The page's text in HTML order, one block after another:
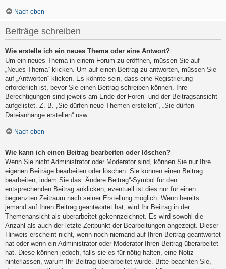
Nach oben
Beiträge schreiben
Wie erstelle ich ein neues Thema oder eine Antwort?
Um ein neues Thema in einem Forum zu eröffnen, müssen Sie auf
„Neues Thema“ klicken. Um auf einen Beitrag zu antworten, müssen Sie
auf „Antworten“ klicken. Es könnte sein, dass eine Registrierung
erforderlich ist, bevor Sie einen Beitrag schreiben können. Ihre
Berechtigungen sind jeweils am Ende der Foren- und der Beitragsansicht
aufgelistet. Z. B. „Sie dürfen neue Themen erstellen“, „Sie dürfen
Dateianhänge erstellen“ usw.
Nach oben
Wie kann ich einen Beitrag bearbeiten oder löschen?
Wenn Sie nicht Administrator oder Moderator sind, können Sie nur Ihre
eigenen Beiträge bearbeiten oder löschen. Sie können einen Beitrag
bearbeiten, indem Sie das „Ändere Beitrag“-Symbol für den
entsprechenden Beitrag anklicken; eventuell ist dies nur für einen
begrenzten Zeitraum nach seiner Erstellung möglich. Wenn bereits
jemand auf Ihren Beitrag geantwortet hat, wird Ihr Beitrag in der
Themenansicht als überarbeitet gekennzeichnet. Es wird sowohl die
Anzahl als auch der letzte Zeitpunkt der Bearbeitungen angezeigt. Dieser
Hinweis erscheint nicht, wenn noch niemand auf Ihren Beitrag geantwortet
hat oder wenn ein Administrator oder Moderator Ihren Beitrag überarbeitet
hat. Diese können jedoch, falls sie es für nötig halten, eine Notiz
hinterlassen, warum Ihr Beitrag überarbeitet wurde. Bitte beachten Sie,